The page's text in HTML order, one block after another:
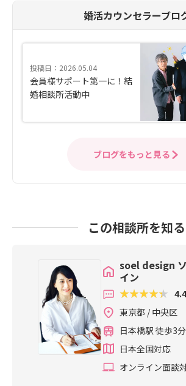
婚活カウンセラーブロ
投稿日：2026.05.04
会員様サポート第一に！結
婚相談所活動中
ブログをもっと見る
この相談所を知る
soel design
イン
4.4
東京都 / 中央区
日本橋駅 徒歩3分
日本全国対応
オンライン面談